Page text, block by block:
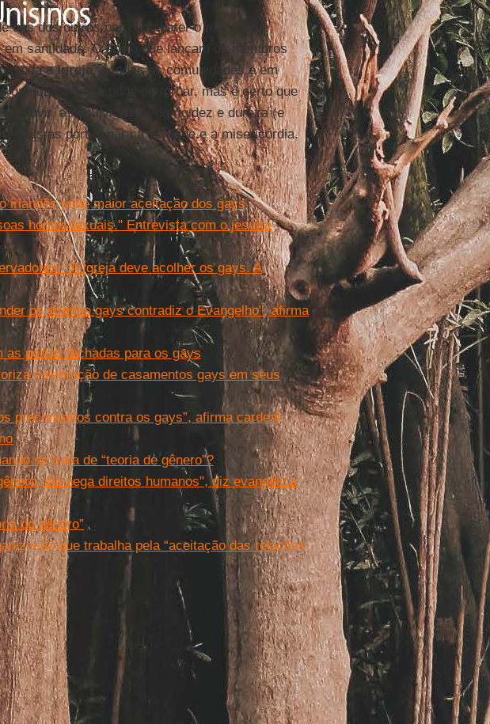
uns dos outros para combater o mal em si
santidade. O apelo que lançam os membros
a toda aIgreja, a todas as comunidades e em
que questiona e pode perturbar, mas é certo que
e ouvir, a nos livrarmos da rigidez e dureza (e
mais as portas para a verdade e a misericórdia.
irlandês pede maior aceitação dos gays
homossexuais.'' Entrevista com o jesuíta
“A Igreja deve acolher os gays. A
os direitos gays contradiz o Evangelho", afirma
as portas fechadas para os gays
celebração de casamentos gays em seus
preconceitos contra os gays”, afirma cardeal
se trata de “teoria de gênero”?
ela nega direitos humanos", diz evangélica
do gênero”
que trabalha pela “aceitação das relações